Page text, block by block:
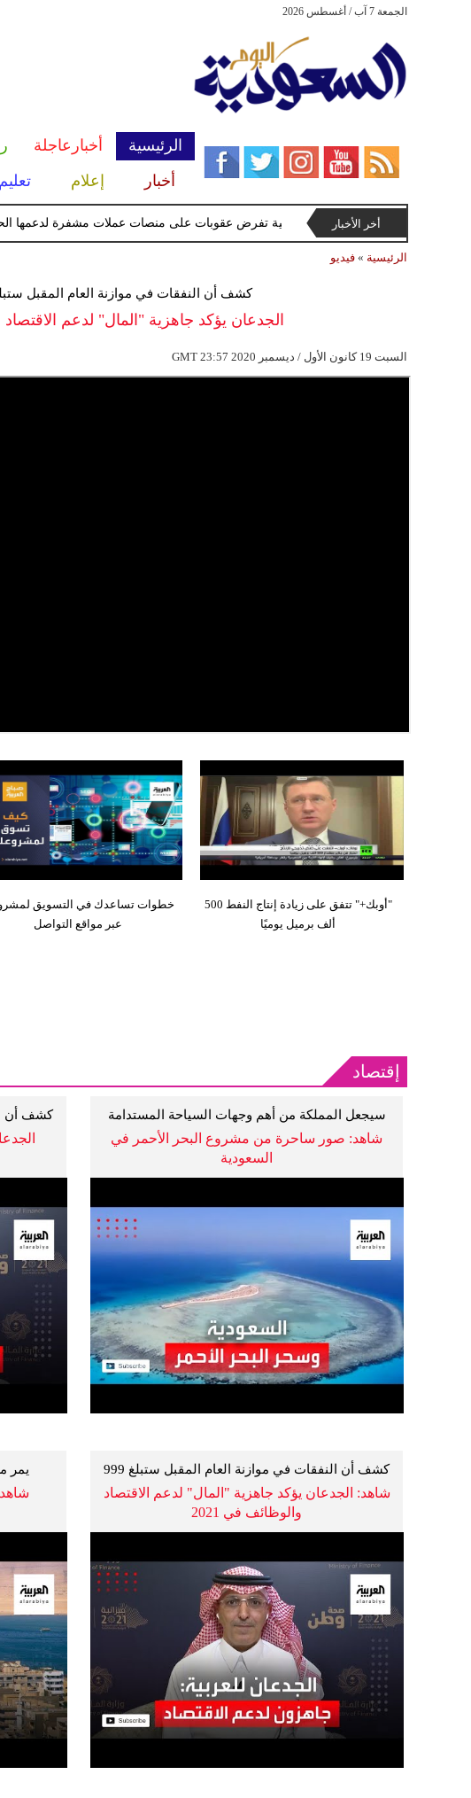
الجمعة 7 آب / أغسطس 2026
الرئيسية أخبارعاجلة
أخبار
إعلام تعليم
الخزانة الأميركية تفرض عقوبات على منصات عملات مشفرة لدعمها الحرس
أخر الأخبار
الرئيسية »فيديو
كشف أن النفقات في موازنة العام المقبل ستبلغ 999 مليار
الجدعان يؤكد جاهزية "المال" لدعم الاقتصاد
GMT 23:57 2020 السبت 19 كانون الأول / ديسمبر
"أوبك+" تتفق على زيادة إنتاج النفط 500
ألف برميل يوميًا
خطوات تساعدك في التسويق
عبر مواقع التواصل
إقتصاد
سيجعل المملكة من أهم وجهات السياحة المستدامة
عالميًا
شاهد: صور ساحرة من مشروع البحر الأحمر في
السعودية
يمر من خلاله
شاهد:
كشف أن النفقات في موازنة العام المقبل ستبلغ 999
مليار ريال
شاهد: الجدعان يؤكد جاهزية "المال" لدعم الاقتصاد
والوظائف في 2021